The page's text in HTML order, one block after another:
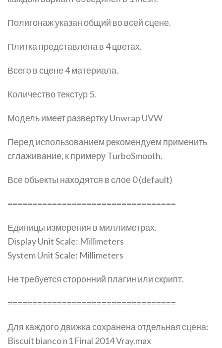
Полигонаж указан общий во всей сцене.
Плитка представлена в 4 цветах.
Всего в сцене 4 материала.
Количество текстур 5.
Модель имеет развертку Unwrap UVW
Перед использованием рекомендуем применить
сглаживание, к примеру TurboSmooth.
Все объекты находятся в слое 0 (default)
==================================
Единицы измерения в миллиметрах.
Display Unit Scale: Millimeters
System Unit Scale: Millimeters
Не требуется сторонний плагин или скрипт.
==================================
Для каждого движка сохранена отдельная сцена:
Biscuit bianco n1 Final 2014 Vray.max